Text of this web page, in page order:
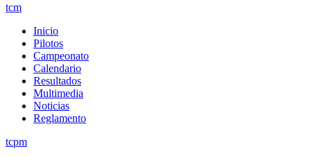
tcm
Inicio
Pilotos
Campeonato
Calendario
Resultados
Multimedia
Noticias
Reglamento
tcpm